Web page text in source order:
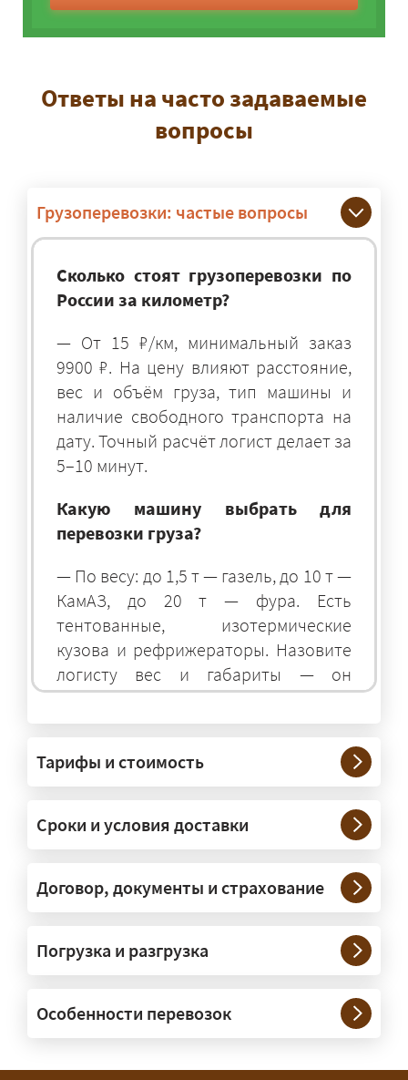
Ответы на часто задаваемые
вопросы
Грузоперевозки: частые вопросы
Сколько стоят грузоперевозки по
России за километр?
— От 15 ₽/км, минимальный заказ
9900 ₽. На цену влияют расстояние,
вес и объём груза, тип машины и
наличие свободного транспорта на
дату. Точный расчёт логист делает за
5–10 минут.
Какую машину выбрать для
перевозки груза?
— По весу: до 1,5 т — газель, до 10 т —
КамАЗ, до 20 т — фура. Есть
тентованные, изотермические
кузова и рефрижераторы. Назовите
логисту вес и габариты — он
подберёт оптимальный транспорт.
— Штатно — от 100 кг до 20 тонн.
Мелкие партии едут догрузом,
крупные — отдельной машиной.
Тяжеловесы 30–90 т организуем
через проверенных партнёров.
России?
— Да, специализируемся на
межгородних перевозках по всей
России (от 100 км). Груз едет от
адреса до адреса на одной машине,
Тарифы и стоимость
Сроки и условия доставки
Договор, документы и страхование
Погрузка и разгрузка
Особенности перевозок